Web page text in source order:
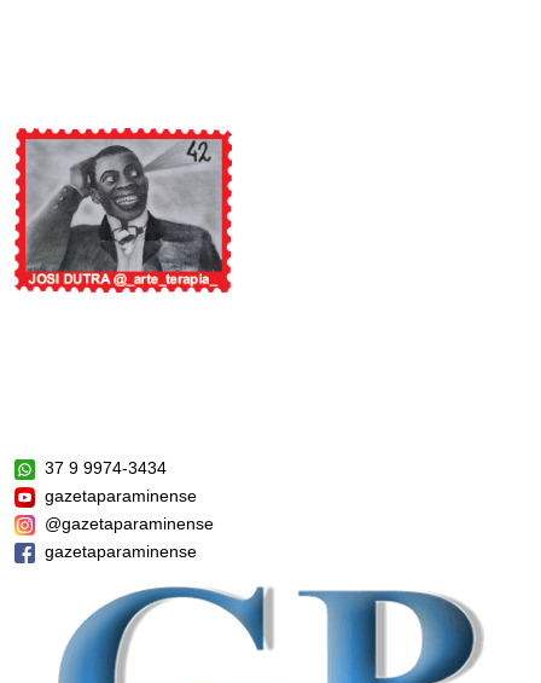
37 9 9974-3434
gazetaparaminense
@gazetaparaminense
gazetaparaminense